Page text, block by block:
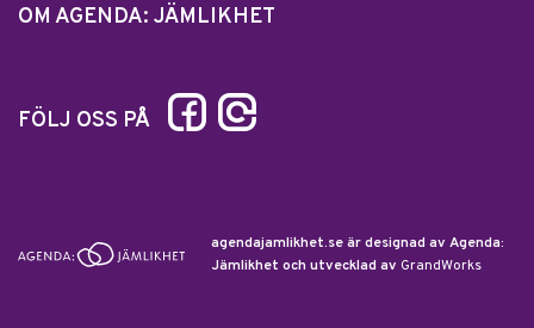
OM AGENDA: JÄMLIKHET
FÖLJ OSS PÅ
agendajamlikhet.se är designad av Agenda:
Jämlikhet och utvecklad av GrandWorks